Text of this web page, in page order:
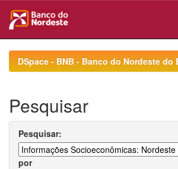
navigationDSpace - BNB - Banco do Nordeste do
Pesquisar
Pesquisar:
por